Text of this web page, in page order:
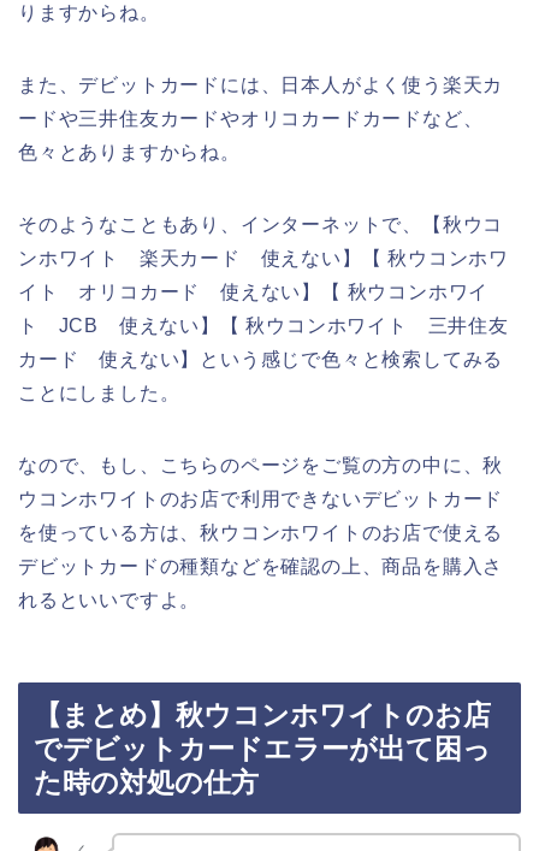
りますからね。
また、デビットカードには、日本人がよく使う楽天カ
ードや三井住友カードやオリコカードカードなど、
色々とありますからね。
そのようなこともあり、インターネットで、【秋ウコ
ンホワイト 楽天カード 使えない】【 秋ウコンホワ
イト オリコカード 使えない】【 秋ウコンホワイ
ト JCB 使えない】【 秋ウコンホワイト 三井住友
カード 使えない】という感じで色々と検索してみる
ことにしました。
なので、もし、こちらのページをご覧の方の中に、秋
ウコンホワイトのお店で利用できないデビットカード
を使っている方は、秋ウコンホワイトのお店で使える
デビットカードの種類などを確認の上、商品を購入さ
れるといいですよ。
【まとめ】秋ウコンホワイトのお店
でデビットカードエラーが出て困っ
た時の対処の仕方